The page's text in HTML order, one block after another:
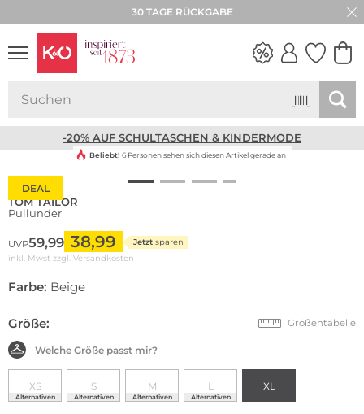
30 TAGE RÜCKGABE
-20% AUF SCHULTASCHEN & KINDERMODE
DEAL
Beliebt! 6 Personen sehen sich diesen Artikel gerade an
TOM TAILOR
Pullunder
UVP59,99 38,99 Jetzt sparen
inkl. Mwst zzgl. Versandkosten
Farbe: Beige
Größe: Größentabelle
Welche Größe passt mir?
XS
Alternativen
S
Alternativen
M
Alternativen
L
Alternativen
XL